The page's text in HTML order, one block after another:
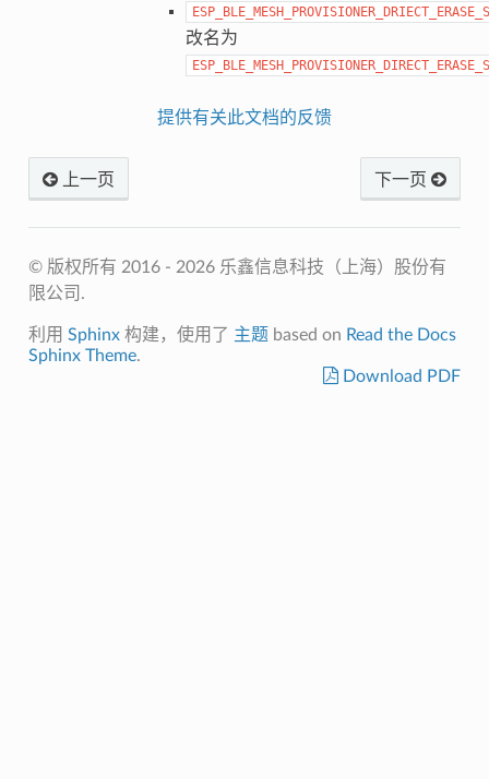
改名为
提供有关此文档的反馈
上一页 下一页
© 版权所有 2016 - 2026 乐鑫信息科技（上海）股份有
限公司.
利用 Sphinx构建，使用了 主题 based on Read the Docs
Sphinx Theme.
Download PDF